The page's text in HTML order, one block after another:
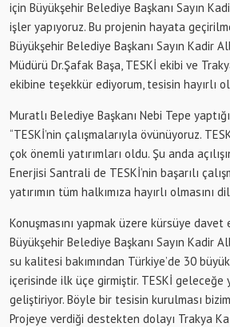
için Büyükşehir Belediye Başkanı Sayın
işler yapıyoruz. Bu projenin hayata
Büyükşehir Belediye Başkanı Sayın Kadir
Müdürü Dr.Şafak Başa, TESKİ ekibi ve
ekibine teşekkür ediyorum, tesisin hayırlı
Muratlı Belediye Başkanı Nebi Tepe
“TESKİ’nin çalışmalarıyla övünüyoruz.
çok önemli yatırımları oldu. Şu anda
Enerjisi Santrali de TESKİ’nin başarılı
yatırımın tüm halkımıza hayırlı olmasını
Konuşmasını yapmak üzere kürsüye
Büyükşehir Belediye Başkanı Sayın Kadir
su kalitesi bakımından Türkiye’de 30
içerisinde ilk üçe girmiştir. TESKİ
geliştiriyor. Böyle bir tesisin kurulması
Projeye verdiği destekten dolayı Trakya